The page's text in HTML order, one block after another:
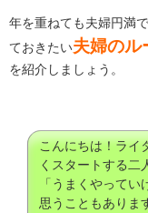
年を重ねても夫婦円満
ておきたい夫婦のル
を紹介しましょう。
こんにちは！ライ
くスタートする二
「うまくやって
思うこともありま